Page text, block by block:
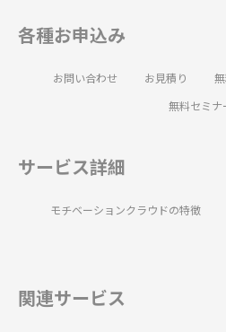
各種お申込み
お問い合わせ お見積り
無料セミナ
サービス詳細
モチベーションクラウドの特徴
関連サービス